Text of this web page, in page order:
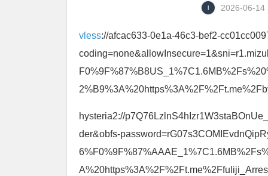
2026-06-14
vless://afcac633-0e1a-46c3-bef2-
hysteria2://
der&obfs-